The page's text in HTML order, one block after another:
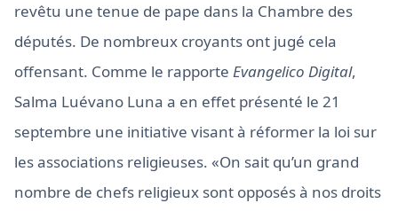
revêtu une tenue de pape dans la Chambre des
députés. De nombreux croyants ont jugé cela
offensant. Comme le rapporte Evangelico Digital,
Salma Luévano Luna a en effet présenté le 21
septembre une initiative visant à réformer la loi sur
les associations religieuses. «On sait qu’un grand
nombre de chefs religieux sont opposés à nos droits